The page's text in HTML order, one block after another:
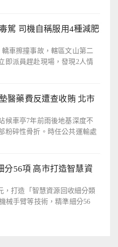
駕 司機自稱服用4種減肥
車擦撞事故，轄區文山第二
即派員趕赴現場，發現2人情
醫藥費反遭查收賄 北市
候車亭7年前雨後地基深度不
粉碎性骨折。時任公共運輸處
56項 高市打造智慧資
，打造「智慧資源回收細分類
械手臂等技術，精準細分56